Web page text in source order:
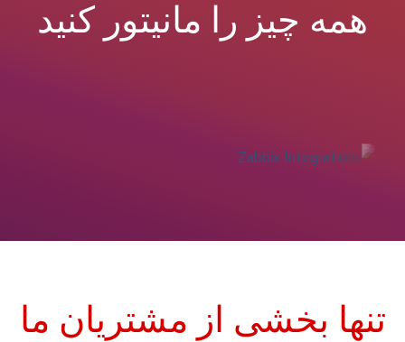
همه چیز را مانیتور کنید
بخشی از مشتریان ما